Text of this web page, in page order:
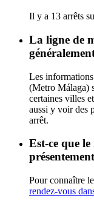
Il y a 13 arrêts
La ligne de
Les
(Metro Málaga)
certaines villes
aussi y voir des
arrêt.
Est-ce que
Pour connaître
rendez-vous